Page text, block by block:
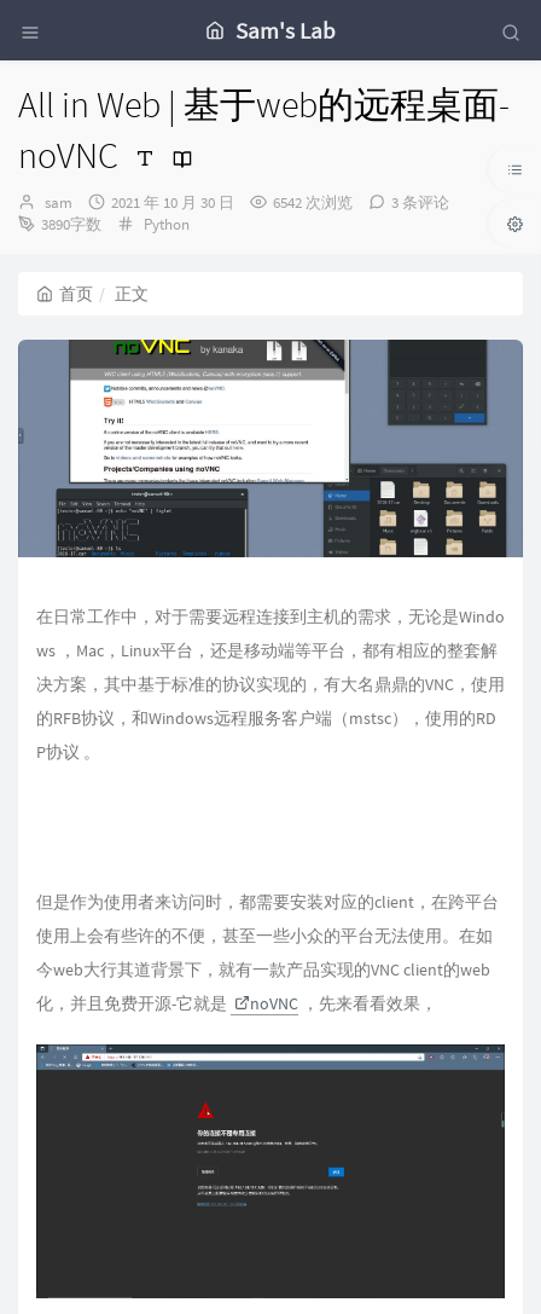
Sam's Lab
All in Web | 基于web的远程桌面-
noVNC
博
主：
sam
发
布
2021 年 10 月 30 日 6542 次浏览
3 条评论
3890字数
分
Python
首页 正文
在日常工作中，对于需要远程连接到主机的需求，无论是Windo
ws ，Mac，Linux平台，还是移动端等平台，都有相应的整套解
决方案，其中基于标准的协议实现的，有大名鼎鼎的VNC，使用
的RFB协议，和Windows远程服务客户端（mstsc），使用的RD
P协议 。
但是作为使用者来访问时，都需要安装对应的client，在跨平台
使用上会有些许的不便，甚至一些小众的平台无法使用。在如
今web大行其道背景下，就有一款产品实现的VNC client的web
化，并且免费开源-它就是
noVNC ，先来看看效果，